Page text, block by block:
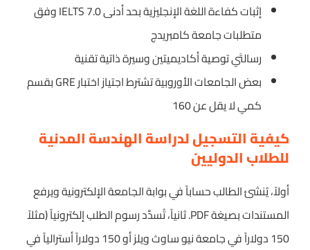
إثبات كفاءة اللغة الإنجليزية بحد أدنى IELTS 7.0 وفق
متطلبات جامعة كامبريدج
رسالتَي توصية أكاديميتين وسيرة ذاتية تقنية
بعض الجامعات الأوروبية تشترط اجتياز اختبار GRE بقسم
كمي لا يقل عن 160
كيفية التسجيل لدراسة الهندسة المدنية
للطلاب الدوليين
أولاً، يُنشئ الطالب حساباً في بوابة الجامعة الإلكترونية ويرفع
المستندات بصيغة PDF. ثانياً، تُسدَّد رسوم الطلب إلكترونياً (مثلاً
150 دولاراً في جامعة نيو ساوث ويلز أو 150 دولاراً أسترالياً في